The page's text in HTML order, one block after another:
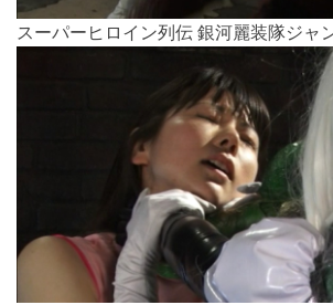
スーパーヒロイン列伝 銀河麗装隊ジャ